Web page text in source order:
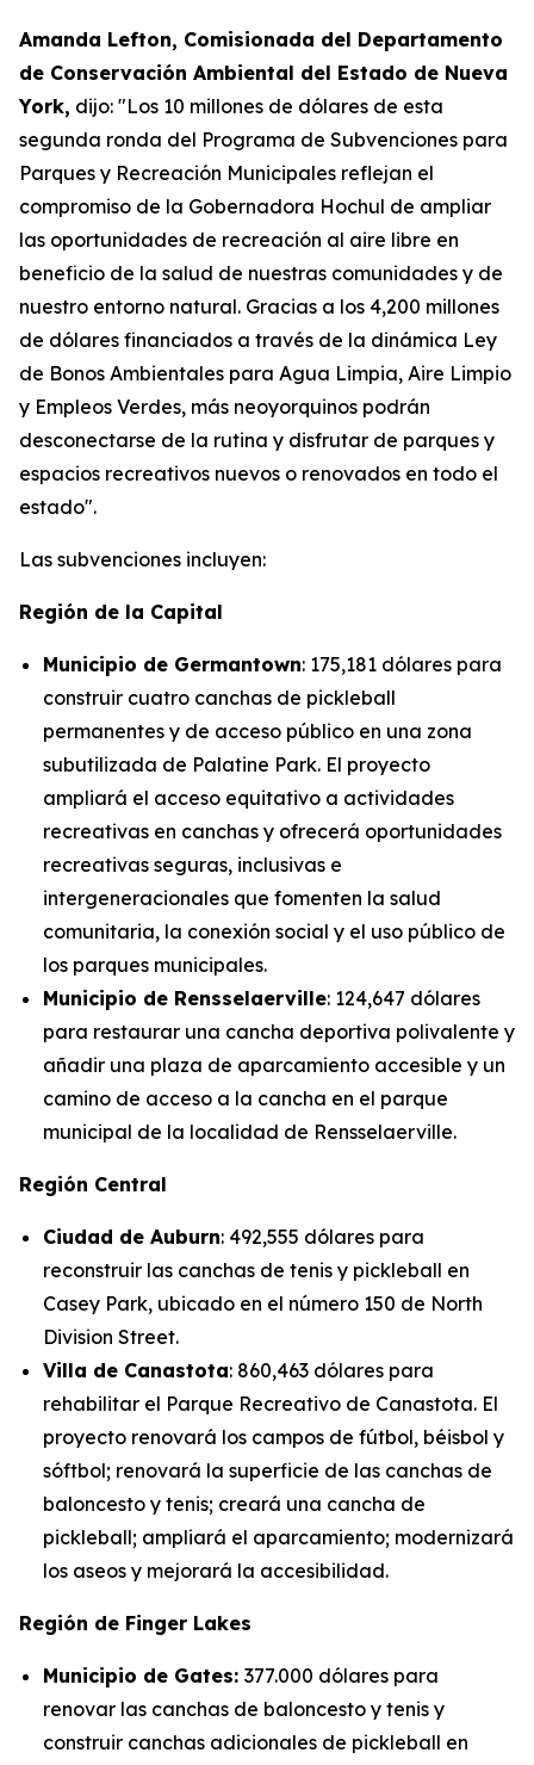
Amanda Lefton, Comisionada del Departamento
de Conservación Ambiental del Estado de Nueva
York, dijo: "Los 10 millones de dólares de esta
segunda ronda del Programa de Subvenciones para
Parques y Recreación Municipales reflejan el
compromiso de la Gobernadora Hochul de ampliar
las oportunidades de recreación al aire libre en
beneficio de la salud de nuestras comunidades y de
nuestro entorno natural. Gracias a los 4,200 millones
de dólares financiados a través de la dinámica Ley
de Bonos Ambientales para Agua Limpia, Aire Limpio
y Empleos Verdes, más neoyorquinos podrán
desconectarse de la rutina y disfrutar de parques y
espacios recreativos nuevos o renovados en todo el
estado".
Las subvenciones incluyen:
Región de la Capital
Municipio de Germantown: 175,181 dólares para
construir cuatro canchas de pickleball
permanentes y de acceso público en una zona
subutilizada de Palatine Park. El proyecto
ampliará el acceso equitativo a actividades
recreativas en canchas y ofrecerá oportunidades
recreativas seguras, inclusivas e
intergeneracionales que fomenten la salud
comunitaria, la conexión social y el uso público de
los parques municipales.
Municipio de Rensselaerville: 124,647 dólares
para restaurar una cancha deportiva polivalente y
añadir una plaza de aparcamiento accesible y un
camino de acceso a la cancha en el parque
municipal de la localidad de Rensselaerville.
Región Central
Ciudad de Auburn: 492,555 dólares para
reconstruir las canchas de tenis y pickleball en
Casey Park, ubicado en el número 150 de North
Division Street.
Villa de Canastota: 860,463 dólares para
rehabilitar el Parque Recreativo de Canastota. El
proyecto renovará los campos de fútbol, béisbol y
sóftbol; renovará la superficie de las canchas de
baloncesto y tenis; creará una cancha de
pickleball; ampliará el aparcamiento; modernizará
los aseos y mejorará la accesibilidad.
Región de Finger Lakes
Municipio de Gates: 377.000 dólares para
renovar las canchas de baloncesto y tenis y
construir canchas adicionales de pickleball en